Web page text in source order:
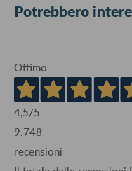
Potrebbero
Ottimo
4,5/5
9.748
recensioni